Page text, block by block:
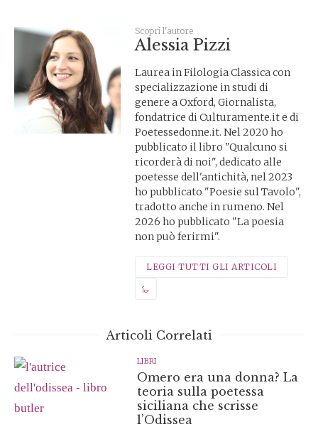
Scopri l'autore
Alessia Pizzi
Laurea in Filologia Classica con
specializzazione in studi di
genere a Oxford, Giornalista,
fondatrice di Culturamente.it e di
Poetessedonne.it. Nel 2020 ho
pubblicato il libro "Qualcuno si
ricorderà di noi", dedicato alle
poetesse dell'antichità, nel 2023
ho pubblicato "Poesie sul Tavolo",
tradotto anche in rumeno. Nel
2026 ho pubblicato "La poesia
non può ferirmi".
LEGGI TUTTI GLI ARTICOLI
Articoli Correlati
LIBRI
Omero era una donna? La
teoria sulla poetessa
siciliana che scrisse
l’Odissea